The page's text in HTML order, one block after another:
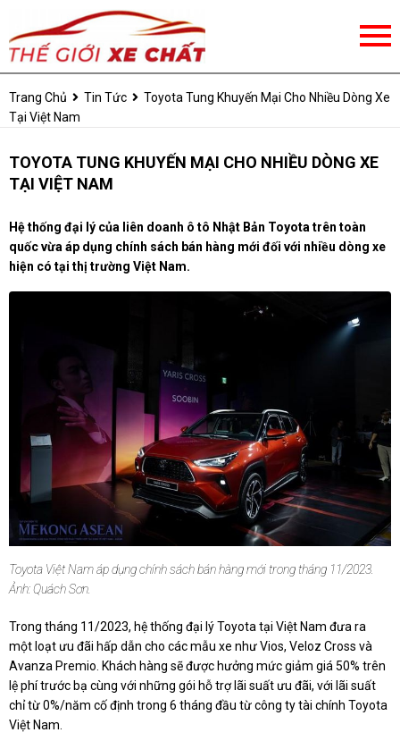
Trang Chủ Tin Tức
Toyota Tung Khuyến Mại Cho Nhiều Dòng Xe
Tại Việt Nam
TOYOTA TUNG KHUYẾN MẠI CHO NHIỀU DÒNG XE
TẠI VIỆT NAM
Hệ thống đại lý của liên doanh ô tô Nhật Bản Toyota trên toàn
quốc vừa áp dụng chính sách bán hàng mới đối với nhiều dòng xe
hiện có tại thị trường Việt Nam.
Toyota Việt Nam áp dụng chính sách bán hàng mới trong tháng 11/2023.
Ảnh: Quách Sơn.
Trong tháng 11/2023, hệ thống đại lý Toyota tại Việt Nam đưa ra
một loạt ưu đãi hấp dẫn cho các mẫu xe như Vios, Veloz Cross và
Avanza Premio. Khách hàng sẽ được hưởng mức giảm giá 50% trên
lệ phí trước bạ cùng với những gói hỗ trợ lãi suất ưu đãi, với lãi suất
chỉ từ 0%/năm cố định trong 6 tháng đầu từ công ty tài chính Toyota
Việt Nam.